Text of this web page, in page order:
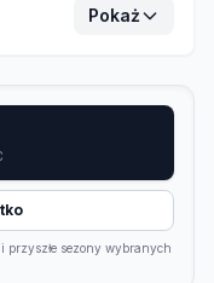
Pokaż
przyszłe sezony wybranych